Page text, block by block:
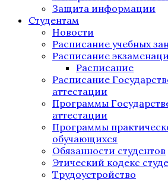
Защита информации
Студентам
Новости
Расписание учебных
Расписание
Расписание
Расписание
аттестации
Программы
аттестации
Программы
обучающихся
Обязанности студентов
Этический кодекс
Трудоустройство